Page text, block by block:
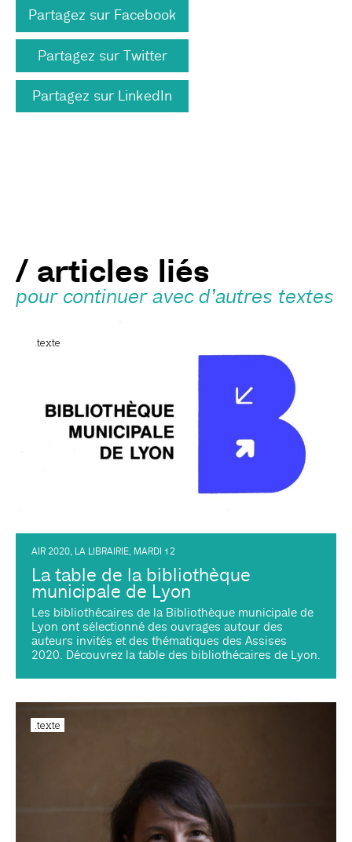
Partagez sur Facebook
Partagez sur Twitter
Partagez sur LinkedIn
/ articles liés
pour continuer avec d’autres textes
.texte
AIR 2020, LA LIBRAIRIE, MARDI 12
La table de la bibliothèque
municipale de Lyon
Les bibliothécaires de la Bibliothèque municipale de
Lyon ont sélectionné des ouvrages autour des
auteurs invités et des thématiques des Assises
2020. Découvrez la table des bibliothécaires de Lyon.
.texte